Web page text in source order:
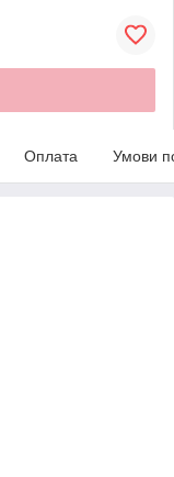
Оплата Умови